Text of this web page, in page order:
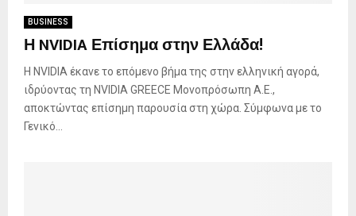
BUSINESS
Η NVIDIA Επίσημα στην Ελλάδα!
Η NVIDIA έκανε το επόμενο βήμα της στην ελληνική αγορά,
ιδρύοντας τη NVIDIA GREECE Μονοπρόσωπη Α.Ε.,
αποκτώντας επίσημη παρουσία στη χώρα. Σύμφωνα με το
Γενικό...